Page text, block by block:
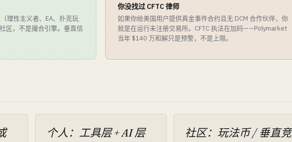
理性主义者、EA、扑克玩
区，不是撮合引擎。垂直信
你没找过 CFTC 律师
如果你给美国用户提供真金事件合约且无 DCM 合作伙伴，你
就是在运行未注册交易所。CFTC 执法在加码——Polymarket
当年 $140 万和解只是预警，不是上限。
个人：工具层 + AI 层
社区：玩法币 / 垂直竞